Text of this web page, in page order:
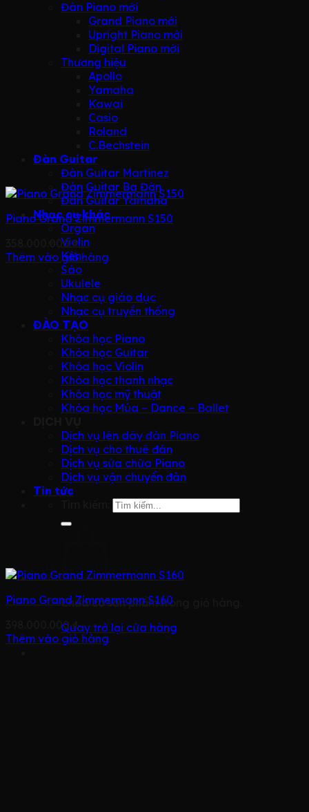
Đàn Piano mới
Grand Piano mới
Upright Piano mới
Digital Piano mới
Thương hiệu
Apollo
Yamaha
Kawai
Casio
Roland
C.Bechstein
Đàn Guitar
Đàn Guitar Martinez
Đàn Guitar Ba Đờn
Đàn Guitar Yamaha
Nhạc cụ khác
Organ
Violin
Kèn
Sáo
Ukulele
Nhạc cụ giáo dục
Nhạc cụ truyền thống
ĐÀO TẠO
Khóa học Piano
Khóa học Guitar
Khóa học Violin
Khóa học thanh nhạc
Khóa học mỹ thuật
Khóa học Múa – Dance – Ballet
Dịch vụ lên dây đàn Piano
Dịch vụ cho thuê đàn
Dịch vụ sửa chữa Piano
Dịch vụ vận chuyển đàn
Tin tức
Chưa có sản phẩm trong giỏ hàng.
Quay trở lại cửa hàng
Piano Grand Zimmermann S150
358.000.000₫
Thêm vào giỏ hàng
Piano Grand Zimmermann S160
398.000.000 ₫
Thêm vào giỏ hàng